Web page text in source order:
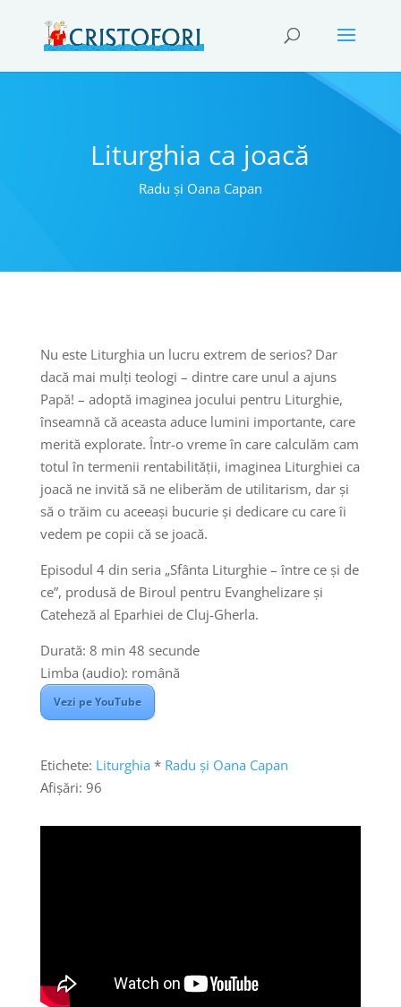
Liturghia ca joacă
Radu și Oana Capan
Nu este Liturghia un lucru extrem de serios? Dar
dacă mai mulți teologi – dintre care unul a ajuns
Papă! – adoptă imaginea jocului pentru Liturghie,
înseamnă că aceasta aduce lumini importante, care
merită explorate. Într-o vreme în care calculăm cam
totul în termenii rentabilității, imaginea Liturghiei ca
joacă ne invită să ne eliberăm de utilitarism, dar și
să o trăim cu aceeași bucurie și dedicare cu care îi
vedem pe copii că se joacă.
Episodul 4 din seria „Sfânta Liturghie – între ce și de
ce”, produsă de Biroul pentru Evanghelizare și
Cateheză al Eparhiei de Cluj-Gherla.
Durată: 8 min 48 secunde
Limba (audio): română
Vezi pe YouTube
Etichete: Liturghia * Radu și Oana Capan
Afișări: 96